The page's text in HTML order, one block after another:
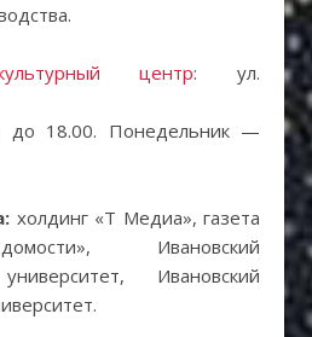
центр: ул.
до 18.00. Понедельник —
холдинг «Т Медиа», газета
Ивановский
Ивановский